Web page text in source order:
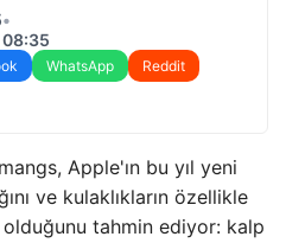
•
WhatsApp
Reddit
Apple'ın bu yıl yeni
ve kulaklıkların özellikle
tahmin ediyor: kalp